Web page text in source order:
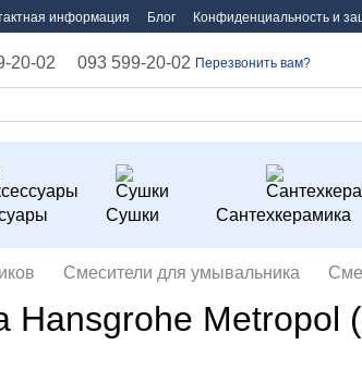
информация Блог Конфиденциальность и
20-02 093 599-20-02 Перезвонить вам?
Сушки Сантехкерамика
Смесители для умывальника
Metropol